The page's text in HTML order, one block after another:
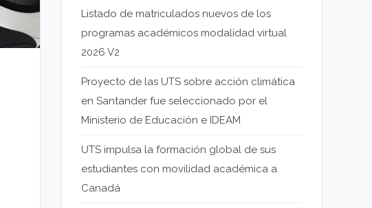
Listado de matriculados nuevos de los
programas académicos modalidad virtual
2026 V2
Proyecto de las UTS sobre acción climática
en Santander fue seleccionado por el
Ministerio de Educación e IDEAM
UTS impulsa la formación global de sus
estudiantes con movilidad académica a
Canadá